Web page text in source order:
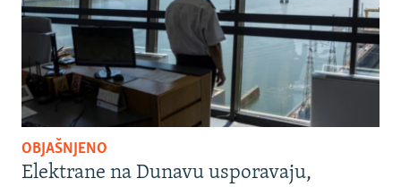
OBJAŠNJENO
Elektrane na Dunavu usporavaju,